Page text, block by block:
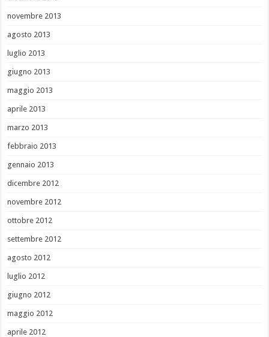
novembre 2013
agosto 2013
luglio 2013
giugno 2013
maggio 2013
aprile 2013
marzo 2013
febbraio 2013
gennaio 2013
dicembre 2012
novembre 2012
ottobre 2012
settembre 2012
agosto 2012
luglio 2012
giugno 2012
maggio 2012
aprile 2012